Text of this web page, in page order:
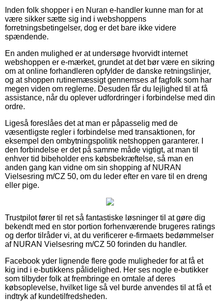
Inden folk shopper i en Nuran e-handler kunne man for at
være sikker sætte sig ind i webshoppens
forretningsbetingelser, dog er det bare ikke videre
spændende.
En anden mulighed er at undersøge hvorvidt internet
webshoppen er e-mærket, grundet at det bør være en sikring
om at online forhandleren opfylder de danske retningslinjer,
og at shoppen rutinemæssigt gennemses af fagfolk som har
megen viden om reglerne. Desuden får du lejlighed til at få
assistance, når du oplever udfordringer i forbindelse med din
ordre.
Ligeså foreslåes det at man er påpasselig med de
væsentligste regler i forbindelse med transaktionen, for
eksempel den ombytningspolitik netshoppen garanterer. I
den forbindelse er det på samme måde vigtigt, at man til
enhver tid bibeholder ens købsbekræftelse, så man en
anden gang kan vidne om sin shopping af NURAN
Vielsesring m/CZ 50, om du leder efter en vare til en dreng
eller pige.
Trustpilot fører til ret så fantastiske løsninger til at gøre dig
bekendt med en stor portion forhenværende brugeres ratings
og derfor tilråder vi, at du verificerer e-firmaets bedømmelser
af NURAN Vielsesring m/CZ 50 forinden du handler.
Facebook yder lignende flere gode muligheder for at få et
kig ind i e-butikkens pålidelighed. Her ses nogle e-butikker
som tilbyder folk at frembringe en omtale af deres
købsoplevelse, hvilket lige så vel burde anvendes til at få et
indtryk af kundetilfredsheden.